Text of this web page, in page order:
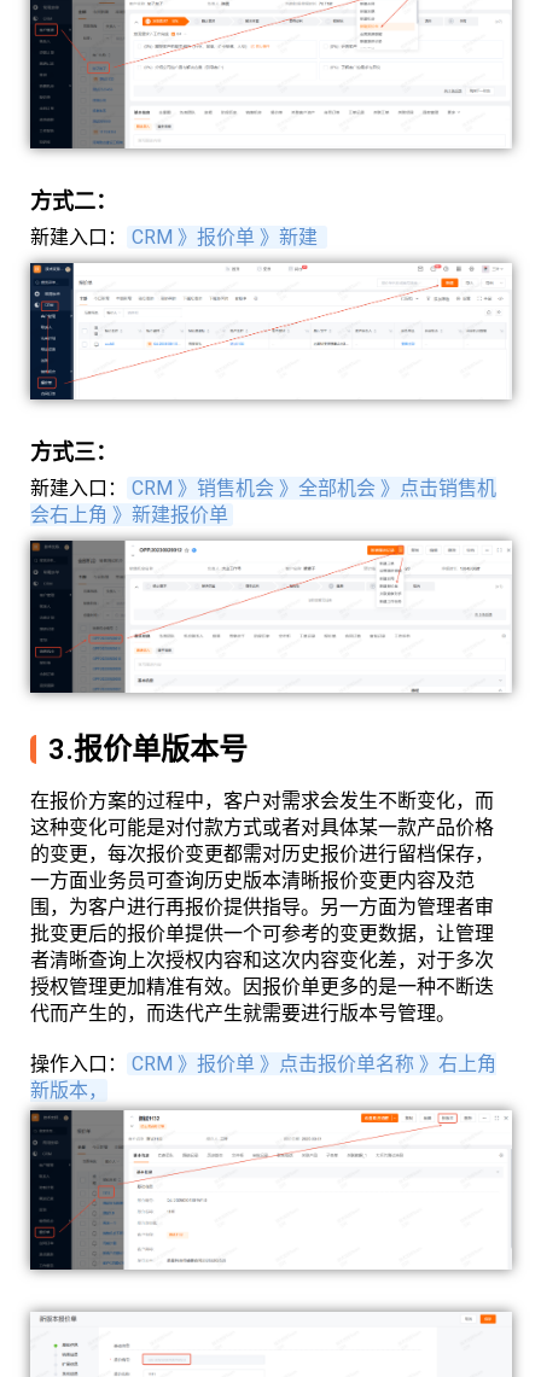
方式二：
新建入口： CRM 》报价单 》新建
方式三：
新建入口：
CRM 》销售机会 》全部机会 》点击销售机
会右上角 》新建报价单
3.报价单版本号
在报价方案的过程中，客户对需求会发生不断变化，而
这种变化可能是对付款方式或者对具体某一款产品价格
的变更，每次报价变更都需对历史报价进行留档保存，
一方面业务员可查询历史版本清晰报价变更内容及范
围，为客户进行再报价提供指导。另一方面为管理者审
批变更后的报价单提供一个可参考的变更数据，让管理
者清晰查询上次授权内容和这次内容变化差，对于多次
授权管理更加精准有效。因报价单更多的是一种不断迭
代而产生的，而迭代产生就需要进行版本号管理。
操作入口：
CRM 》报价单 》点击报价单名称 》右上角
新版本，